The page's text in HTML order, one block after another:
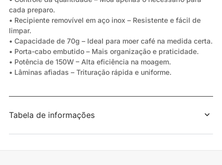
cada preparo.
• Recipiente removível em aço inox – Resistente e fácil de
limpar.
• Capacidade de 70g – Ideal para moer café na medida certa.
• Porta-cabo embutido – Mais organização e praticidade.
• Potência de 150W – Alta eficiência na moagem.
• Lâminas afiadas – Trituração rápida e uniforme.
Tabela de informações